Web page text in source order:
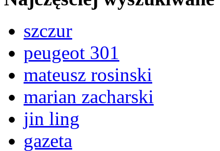
szczur
peugeot 301
mateusz rosinski
marian zacharski
jin ling
gazeta